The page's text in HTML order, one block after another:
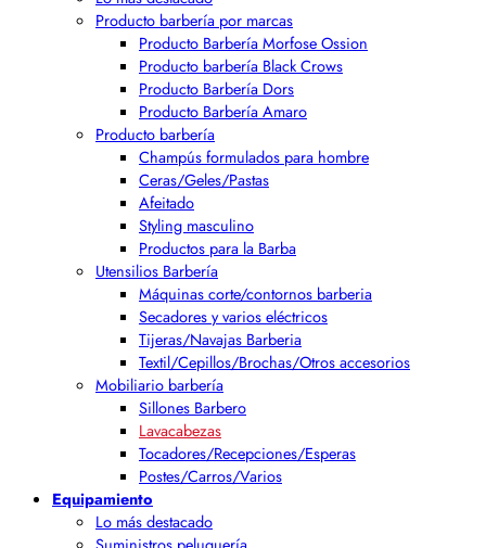
Producto barbería por marcas
Producto Barbería Morfose Ossion
Producto barbería Black Crows
Producto Barbería Dors
Producto Barbería Amaro
Producto barbería
Champús formulados para hombre
Ceras/Geles/Pastas
Afeitado
Styling masculino
Productos para la Barba
Utensilios Barbería
Máquinas corte/contornos barberia
Secadores y varios eléctricos
Tijeras/Navajas Barberia
Textil/Cepillos/Brochas/Otros accesorios
Mobiliario barbería
Sillones Barbero
Lavacabezas
Tocadores/Recepciones/Esperas
Postes/Carros/Varios
Equipamiento
Lo más destacado